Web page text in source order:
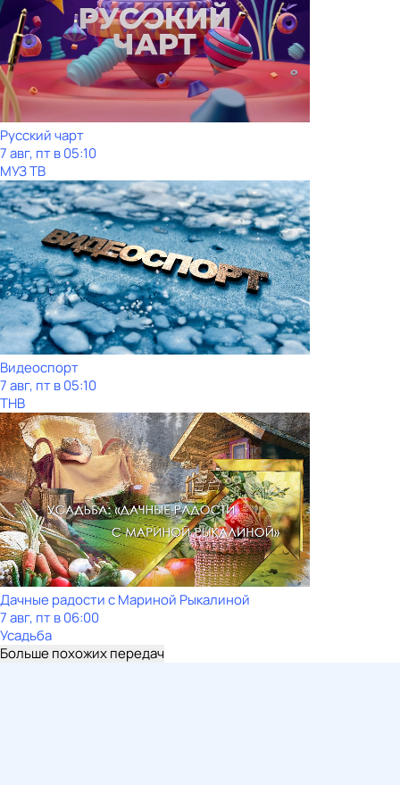
Русский чарт
7 авг, пт в 05:10
МУЗ ТВ
Видеоспорт
7 авг, пт в 05:10
ТНВ
Дачные радости с Мариной Рыкалиной
7 авг, пт в 06:00
Усадьба
Больше похожих передач